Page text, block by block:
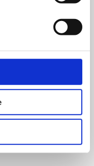
så har I en
eller et
send en
,
produkt
pris.